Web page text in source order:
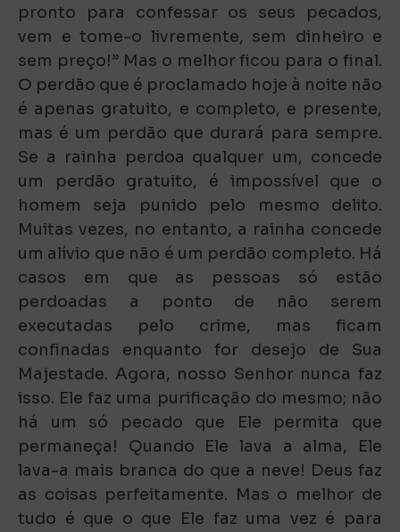
pronto para confessar os seus pecados,
vem e tome-o livremente, sem dinheiro e
sem preço!” Mas o melhor ficou para o final.
O perdão que é proclamado hoje à noite não
é apenas gratuito, e completo, e presente,
mas é um perdão que durará para sempre.
Se a rainha perdoa qualquer um, concede
um perdão gratuito, é impossível que o
homem seja punido pelo mesmo delito.
Muitas vezes, no entanto, a rainha concede
um alívio que não é um perdão completo. Há
casos em que as pessoas só estão
perdoadas a ponto de não serem
executadas pelo crime, mas ficam
confinadas enquanto for desejo de Sua
Majestade. Agora, nosso Senhor nunca faz
isso. Ele faz uma purificação do mesmo; não
há um só pecado que Ele permita que
permaneça! Quando Ele lava a alma, Ele
lava-a mais branca do que a neve! Deus faz
as coisas perfeitamente. Mas o melhor de
tudo é que o que Ele faz uma vez é para